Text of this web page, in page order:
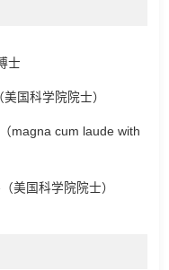
士
国科学院院士）
magna cum laude with
美国科学院院士）